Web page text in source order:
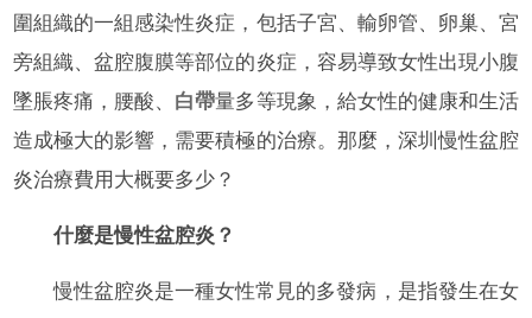
圍組織的一組感染性炎症，包括子宮、輸卵管、卵巢、宮
旁組織、盆腔腹膜等部位的炎症，容易導致女性出現小腹
墜脹疼痛，腰酸、 白帶量多等現象，給女性的健康和生活
造成極大的影響，需要積極的治療。那麼，深圳慢性盆腔
炎治療費用大概要多少？
什麼是慢性盆腔炎？
慢性盆腔炎是一種女性常見的多發病，是指發生在女